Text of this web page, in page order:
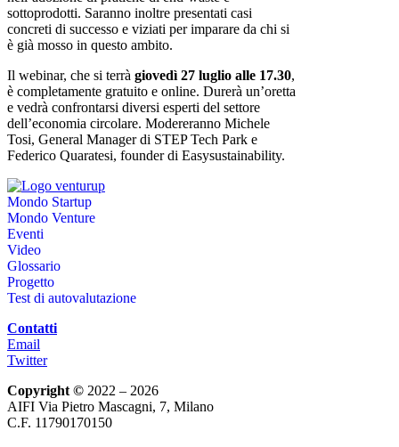
sottoprodotti. Saranno inoltre presentati casi
concreti di successo e viziati per imparare da chi si
è già mosso in questo ambito.
Il webinar, che si terrà giovedì 27 luglio alle 17.30,
è completamente gratuito e online. Durerà un’oretta
e vedrà confrontarsi diversi esperti del settore
dell’economia circolare. Modereranno Michele
Tosi, General Manager di STEP Tech Park e
Federico Quaratesi, founder di Easysustainability.
Mondo Startup
Mondo Venture
Eventi
Video
Glossario
Progetto
Test di autovalutazione
Contatti
Email
Twitter
Copyright © 2022 – 2026
AIFI Via Pietro Mascagni, 7, Milano
C.F. 11790170150